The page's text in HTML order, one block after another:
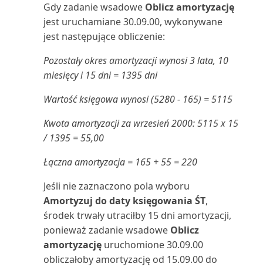
Rozwiązywanie problemów i
korygowanie wymiarów
Sprawdzanie poprawności
numerów identyfikacji p...
Szczegółowe zapisy księgi
dostawców
nabywców (raport Powe...
Terminologia w rachunku
kosztów
Tolerancja płatności i tolerancja
rabatu płatni...
Wyświetlanie użytecznych
informacji w Centrach ról
Zapisywanie i personalizowanie
widoków list
Zarządzanie uprawnieniami za
pomocą grup użytko...
podstawowych dla bieżącego ...
Zmienianie wyświetlanych
funkcji
Znajdowanie powiązanych
zapisów dla dokumentów
(raport)
Opłaty za zapasy: specyfikacja
Plan dostępności zapasów
(raport)
Plan kont (raport)
Sprzedaż (raport)
Podsumowanie odroczeń K/G
(raport)
Podsumowanie odroczeń
zakupów (raport)
Gdy zadanie wsadowe Oblicz amortyzację
jest uruchamiane 30.09.00, wykonywane
jest następujące obliczenie:
Pozostały okres amortyzacji wynosi 3 lata, 10
miesięcy i 15 dni = 1395 dni
Wartość księgowa wynosi (5280 - 165) = 5115
Kwota amortyzacji za wrzesień 2000: 5115 x 15
/ 1395 = 55,00
Łączna amortyzacja = 165 + 55 = 220
Jeśli nie zaznaczono pola wyboru
Amortyzuj do daty księgowania ŚT,
środek trwały utraciłby 15 dni amortyzacji,
ponieważ zadanie wsadowe Oblicz
amortyzacjęuruchomione 30.09.00
obliczałoby amortyzację od 15.09.00 do